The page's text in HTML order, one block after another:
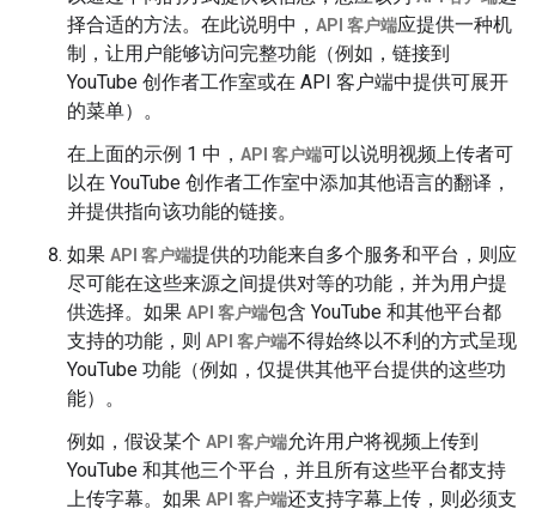
择合适的方法。在此说明中， API 客户端应提供一种机
制，让用户能够访问完整功能（例如，链接到
YouTube 创作者工作室或在 API 客户端中提供可展开
的菜单）。
在上面的示例 1 中， API 客户端可以说明视频上传者可
以在 YouTube 创作者工作室中添加其他语言的翻译，
并提供指向该功能的链接。
如果 API 客户端提供的功能来自多个服务和平台，则应
尽可能在这些来源之间提供对等的功能，并为用户提
供选择。如果 API 客户端包含 YouTube 和其他平台都
支持的功能，则 API 客户端不得始终以不利的方式呈现
YouTube 功能（例如，仅提供其他平台提供的这些功
能）。
例如，假设某个 API 客户端允许用户将视频上传到
YouTube 和其他三个平台，并且所有这些平台都支持
上传字幕。如果 API 客户端还支持字幕上传，则必须支